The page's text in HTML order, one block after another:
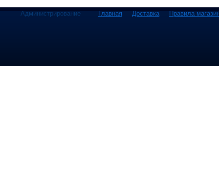
Администрирование Главная Доставка Правила